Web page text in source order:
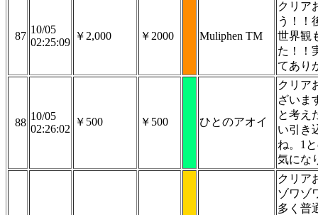
87
10/05
02:25:09
￥2,000 ￥2000 Muliphen TM
クリア
う！！
世界観
た！！
てあり
88
10/05
02:26:02
￥500 ￥500 ひとのアオイ
クリア
ざい
と考え
い引き
ね。1
気にな
クリア
ゾワゾ
多く普